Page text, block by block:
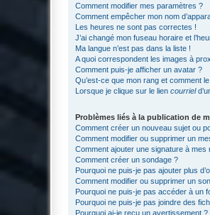
Comment modifier mes paramètres ?
Comment empêcher mon nom
Les heures ne sont pas correctes !
J’ai changé mon fuseau horaire et
Ma langue n’est pas dans la liste !
A quoi correspondent les images à
Comment puis-je afficher un avatar ?
Qu’est-ce que mon rang et comment
Lorsque je clique sur le lien courriel
Problèmes liés à la publication de
Comment créer un nouveau sujet ou
Comment modifier ou supprimer un
Comment ajouter une signature à mes
Comment créer un sondage ?
Pourquoi ne puis-je pas ajouter plus
Comment modifier ou supprimer un
Pourquoi ne puis-je pas accéder à un
Pourquoi ne puis-je pas joindre des
Pourquoi ai-je reçu un avertissement ?